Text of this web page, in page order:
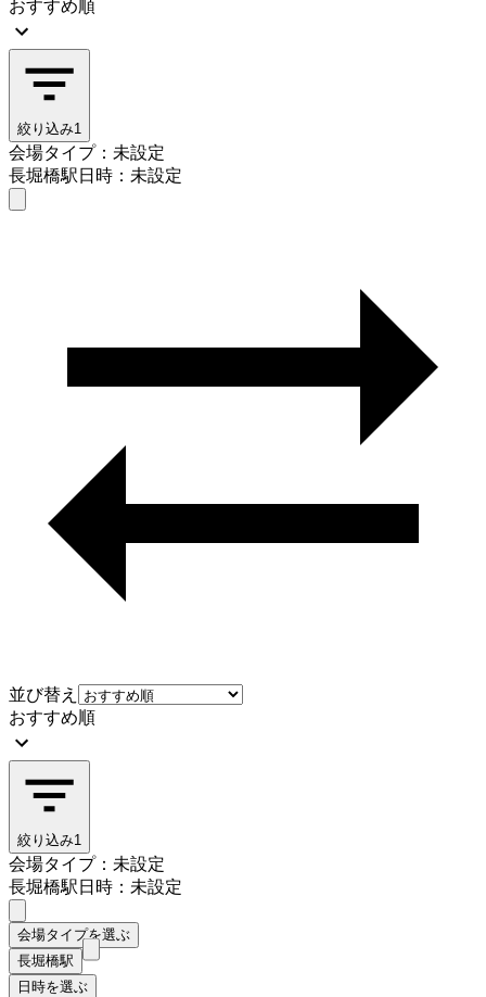
おすすめ順
絞り込み1
会場タイプ：未設定
長堀橋駅日時：未設定
並び替え
おすすめ順
絞り込み1
会場タイプ：未設定
長堀橋駅日時：未設定
会場タイプを選ぶ
長堀橋駅
日時を選ぶ